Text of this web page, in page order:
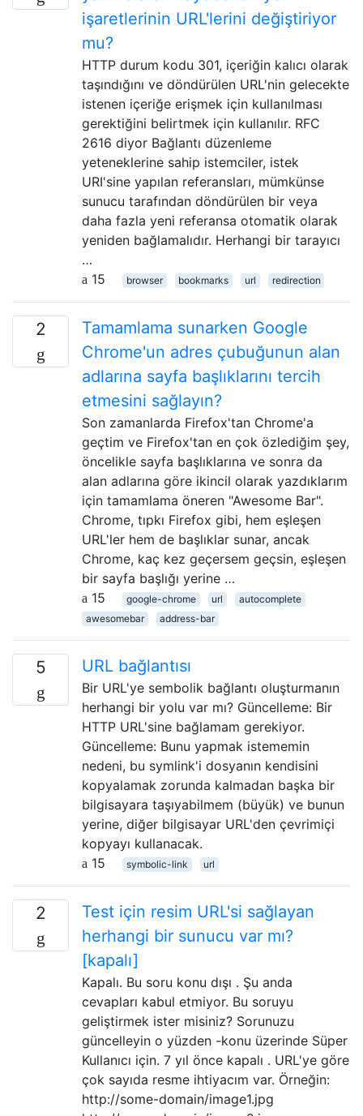
işaretlerinin URL'lerini değiştiriyor
mu?
HTTP durum kodu 301, içeriğin kalıcı olarak
taşındığını ve döndürülen URL'nin gelecekte
istenen içeriğe erişmek için kullanılması
gerektiğini belirtmek için kullanılır. RFC
2616 diyor Bağlantı düzenleme
yeteneklerine sahip istemciler, istek
URI'sine yapılan referansları, mümkünse
sunucu tarafından döndürülen bir veya
daha fazla yeni referansa otomatik olarak
yeniden bağlamalıdır. Herhangi bir tarayıcı
…
15
browser bookmarks url redirection
2
Tamamlama sunarken Google
Chrome'un adres çubuğunun alan
adlarına sayfa başlıklarını tercih
etmesini sağlayın?
Son zamanlarda Firefox'tan Chrome'a ​​
geçtim ve Firefox'tan en çok özlediğim şey,
öncelikle sayfa başlıklarına ve sonra da
alan adlarına göre ikincil olarak yazdıklarım
için tamamlama öneren "Awesome Bar".
Chrome, tıpkı Firefox gibi, hem eşleşen
URL'ler hem de başlıklar sunar, ancak
Chrome, kaç kez geçersem geçsin, eşleşen
bir sayfa başlığı yerine …
15
google-chrome url
autocomplete
awesomebar
address-bar
5 URL bağlantısı
Bir URL'ye sembolik bağlantı oluşturmanın
herhangi bir yolu var mı? Güncelleme: Bir
HTTP URL'sine bağlamam gerekiyor.
Güncelleme: Bunu yapmak istememin
nedeni, bu symlink'i dosyanın kendisini
kopyalamak zorunda kalmadan başka bir
bilgisayara taşıyabilmem (büyük) ve bunun
yerine, diğer bilgisayar URL'den çevrimiçi
kopyayı kullanacak.
15
symbolic-link url
2
Test için resim URL'si sağlayan
herhangi bir sunucu var mı?
[kapalı]
Kapalı. Bu soru konu dışı . Şu anda
cevapları kabul etmiyor. Bu soruyu
geliştirmek ister misiniz? Sorunuzu
güncelleyin o yüzden -konu üzerinde Süper
Kullanıcı için. 7 yıl önce kapalı . URL'ye göre
çok sayıda resme ihtiyacım var. Örneğin:
http://some-domain/image1.jpg